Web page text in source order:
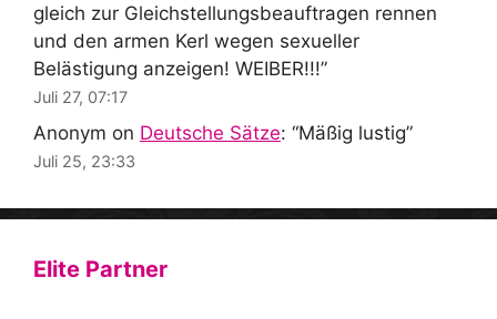
gleich zur Gleichstellungsbeauftragen rennen
und den armen Kerl wegen sexueller
Belästigung anzeigen! WEIBER!!!”
Juli 27, 07:17
Anonym on Deutsche Sätze: “Mäßig lustig”
Juli 25, 23:33
Elite Partner